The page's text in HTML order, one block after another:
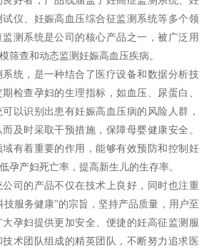
仪、妊娠高血压综合征监测系统等多个领
测系统是公司的核心产品之一，被广泛用
筛查和动态监测妊娠高血压疾病。
统，是一种结合了医疗设备和数据分析技
检查孕妇的生理指标，如血压、尿蛋白、
以识别出患有妊娠高血压病的风险人群，
及时采取干预措施，保障母婴健康安全。
有着重要的作用，能够有效预防和控制妊
孕产妇死亡率，提高新生儿的生存率。
司的产品不仅在技术上良好，同时也注重
技服务健康”的宗旨，坚持产品质量，用户至
大孕妇提供更加安全、便捷的妊高征监测服
术团队组成的精英团队，不断努力追求医